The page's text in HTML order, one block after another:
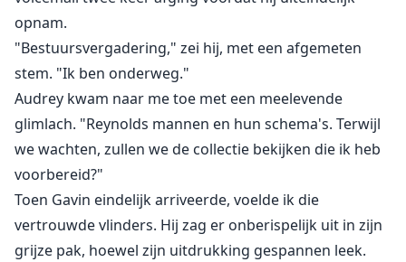
opnam.
"Bestuursvergadering," zei hij, met een afgemeten
stem. "Ik ben onderweg."
Audrey kwam naar me toe met een meelevende
glimlach. "Reynolds mannen en hun schema's. Terwijl
we wachten, zullen we de collectie bekijken die ik heb
voorbereid?"
Toen Gavin eindelijk arriveerde, voelde ik die
vertrouwde vlinders. Hij zag er onberispelijk uit in zijn
grijze pak, hoewel zijn uitdrukking gespannen leek.